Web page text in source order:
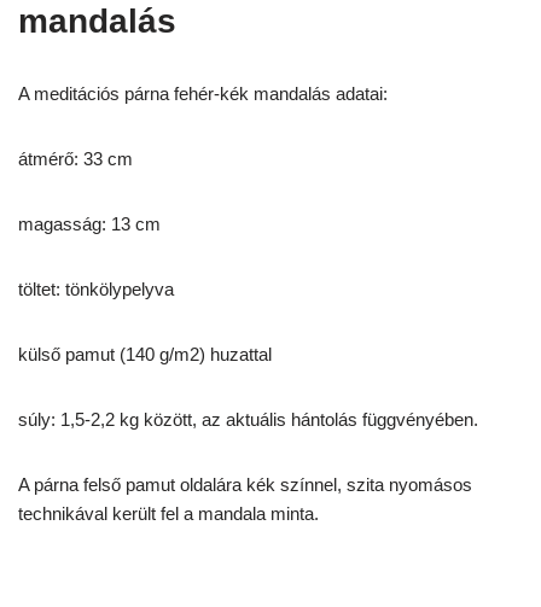
mandalás
A meditációs párna fehér-kék mandalás adatai:
átmérő: 33 cm
magasság: 13 cm
töltet: tönkölypelyva
külső pamut (140 g/m2) huzattal
súly: 1,5-2,2 kg között, az aktuális hántolás függvényében.
A párna felső pamut oldalára kék színnel, szita nyomásos
technikával került fel a mandala minta.